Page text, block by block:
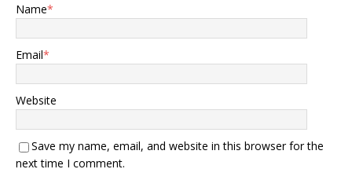
Name*
Email*
Website
Save my name, email, and website in this browser for the
next time I comment.